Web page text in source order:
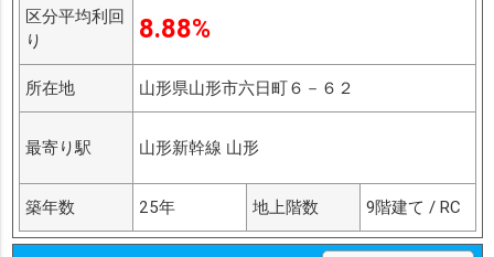
区分平均利回
り
8.88%
所在地 山形県山形市六日町６－６２
最寄り駅 山形新幹線 山形
築年数 25年 地上階数 9階建て / RC